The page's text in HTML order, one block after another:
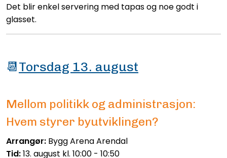
Det blir enkel servering med tapas og noe godt i
glasset.
📆Torsdag 13. august
Mellom politikk og administrasjon:
Hvem styrer byutviklingen?
Arrangør: Bygg Arena Arendal
Tid:13. august kl. 10:00 - 10:50